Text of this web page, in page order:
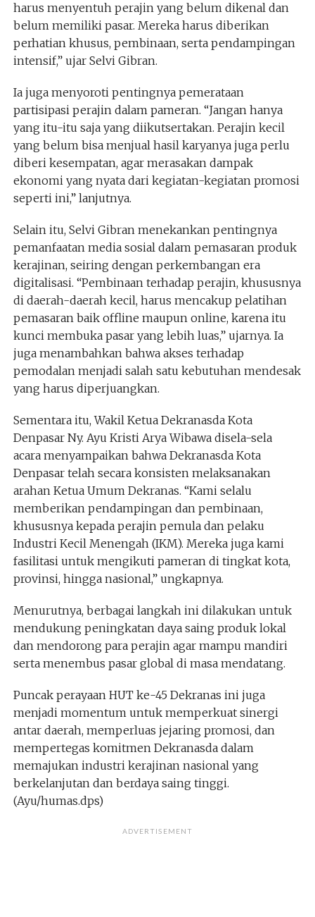
harus menyentuh perajin yang belum dikenal dan
belum memiliki pasar. Mereka harus diberikan
perhatian khusus, pembinaan, serta pendampingan
intensif,” ujar Selvi Gibran.
Ia juga menyoroti pentingnya pemerataan
partisipasi perajin dalam pameran. “Jangan hanya
yang itu-itu saja yang diikutsertakan. Perajin kecil
yang belum bisa menjual hasil karyanya juga perlu
diberi kesempatan, agar merasakan dampak
ekonomi yang nyata dari kegiatan-kegiatan promosi
seperti ini,” lanjutnya.
Selain itu, Selvi Gibran menekankan pentingnya
pemanfaatan media sosial dalam pemasaran produk
kerajinan, seiring dengan perkembangan era
digitalisasi. “Pembinaan terhadap perajin, khususnya
di daerah-daerah kecil, harus mencakup pelatihan
pemasaran baik offline maupun online, karena itu
kunci membuka pasar yang lebih luas,” ujarnya. Ia
juga menambahkan bahwa akses terhadap
pemodalan menjadi salah satu kebutuhan mendesak
yang harus diperjuangkan.
Sementara itu, Wakil Ketua Dekranasda Kota
Denpasar Ny. Ayu Kristi Arya Wibawa disela-sela
acara menyampaikan bahwa Dekranasda Kota
Denpasar telah secara konsisten melaksanakan
arahan Ketua Umum Dekranas. “Kami selalu
memberikan pendampingan dan pembinaan,
khususnya kepada perajin pemula dan pelaku
Industri Kecil Menengah (IKM). Mereka juga kami
fasilitasi untuk mengikuti pameran di tingkat kota,
provinsi, hingga nasional,” ungkapnya.
Menurutnya, berbagai langkah ini dilakukan untuk
mendukung peningkatan daya saing produk lokal
dan mendorong para perajin agar mampu mandiri
serta menembus pasar global di masa mendatang.
Puncak perayaan HUT ke-45 Dekranas ini juga
menjadi momentum untuk memperkuat sinergi
antar daerah, memperluas jejaring promosi, dan
mempertegas komitmen Dekranasda dalam
memajukan industri kerajinan nasional yang
berkelanjutan dan berdaya saing tinggi.
(Ayu/humas.dps)
ADVERTISEMENT